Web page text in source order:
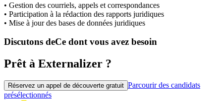
• Gestion des courriels, appels et correspondances
• Participation à la rédaction des rapports juridiques
• Mise à jour des bases de données juridiques
Discutons deCe dont vous avez besoin
Prêt à Externalizer ?
Réservez un appel de découverte gratuit Parcourir des candidats
présélectionnés